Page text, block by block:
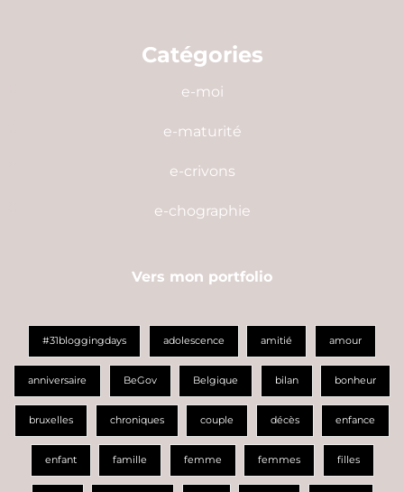
Catégories
e-moi
e-maturité
e-crivons
e-chographie
Vers mon portfolio
#31bloggingdays adolescence amitié amour
anniversaire BeGov Belgique bilan bonheur
bruxelles chroniques couple décès enfance
enfant famille femme femmes filles